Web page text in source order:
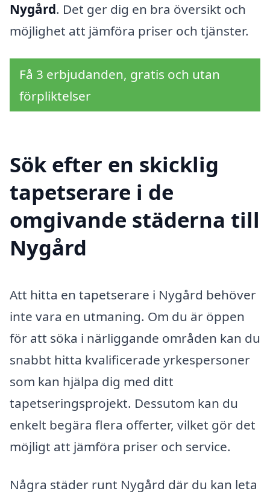
Nygård. Det ger dig en bra översikt och
möjlighet att jämföra priser och tjänster.
Få 3 erbjudanden, gratis och utan
förpliktelser
Sök efter en skicklig
tapetserare i de
omgivande städerna till
Nygård
Att hitta en tapetserare i Nygård behöver
inte vara en utmaning. Om du är öppen
för att söka i närliggande områden kan du
snabbt hitta kvalificerade yrkespersoner
som kan hjälpa dig med ditt
tapetseringsprojekt. Dessutom kan du
enkelt begära flera offerter, vilket gör det
möjligt att jämföra priser och service.
Några städer runt Nygård där du kan leta